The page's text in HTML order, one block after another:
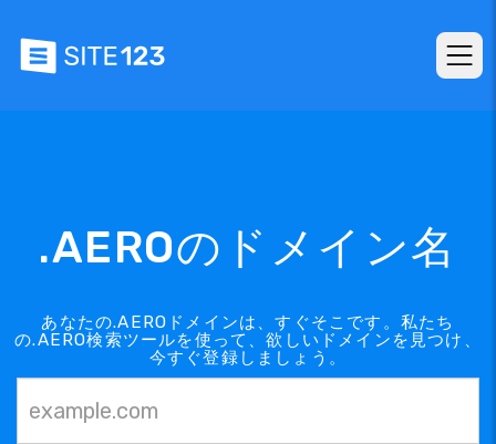
.AEROのドメイン名
あなたの.AEROドメインは、すぐそこです。私たち
の.AERO検索ツールを使って、欲しいドメインを見つけ、
今すぐ登録しましょう。